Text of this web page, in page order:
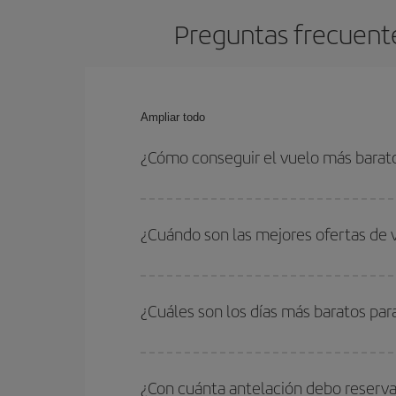
Preguntas
Ampliar todo
¿Cómo conseguir el vuelo más
las fechas y horarios de ida y vuelta.
¿Cuándo son las mejores ofertas de
periodos de vacaciones escolares son
precios encontrarás.
¿Cuáles son los días más baratos
quieres ir y en qué fechas habías pensado
¿Con cuánta antelación debo